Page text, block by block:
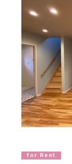
for Rent